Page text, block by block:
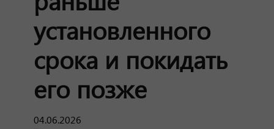
установленного
срока и покидать
его позже
04.06.2026